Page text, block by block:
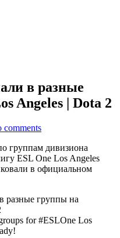
в разные
Angeles | Dota 2
comments
группам дивизиона
ESL One Los Angeles
в официальном
for #ESLOne Los